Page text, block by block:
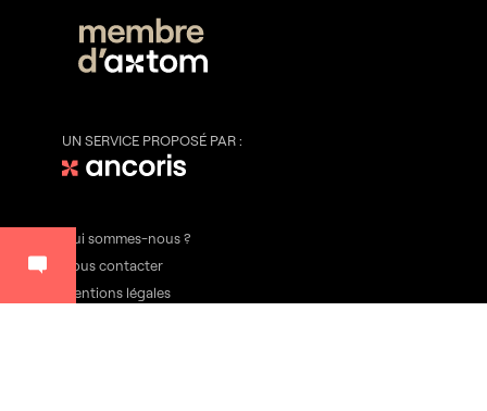
UN SERVICE PROPOSÉ PAR :
Qui sommes-nous ?
Nous contacter
Mentions légales